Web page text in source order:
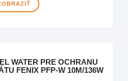
WATER PRE OCHRANU
FENIX PFP-W 10M/136W